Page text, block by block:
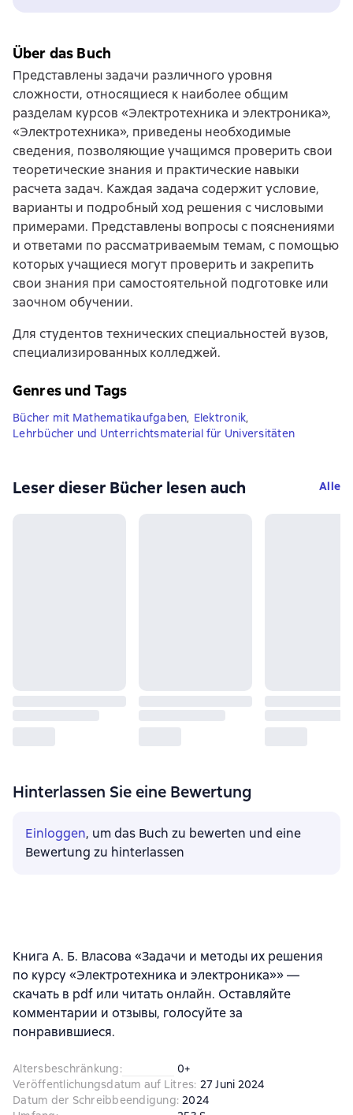
Über das Buch
Представлены задачи различного уровня
сложности, относящиеся к наиболее общим
разделам курсов «Электротехника и электроника»,
«Электротехника», приведены необходимые
сведения, позволяющие учащимся проверить свои
теоретические знания и практические навыки
расчета задач. Каждая задача содержит условие,
варианты и подробный ход решения с числовыми
примерами. Представлены вопросы с пояснениями
и ответами по рассматриваемым темам, с помощью
которых учащиеся могут проверить и закрепить
свои знания при самостоятельной подготовке или
заочном обучении.
Для студентов технических специальностей вузов,
специализированных колледжей.
Genres und Tags
Bücher mit Mathematikaufgaben, Elektronik,
Lehrbücher und Unterrichtsmaterial für Universitäten
Leser dieser Bücher lesen auch Alle
Hinterlassen Sie eine Bewertung
Einloggen, um das Buch zu bewerten und eine
Bewertung zu hinterlassen
Книга А. Б. Власова «Задачи и методы их решения
по курсу «Электротехника и электроника»» —
скачать в pdf или читать онлайн. Оставляйте
комментарии и отзывы, голосуйте за
понравившиеся.
Altersbeschränkung:
0+
Veröffentlichungsdatum auf Litres: 27 Juni 2024
Datum der Schreibbeendigung: 2024